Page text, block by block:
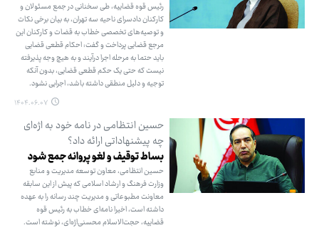
رئیس قوه قضاییه، طی سخنانی در جمع مسئولان و
کارکنان دادسرای ناحیه سه تهران، به بیان برخی نکات
و توصیه‌های تخصصی خطاب به قضات و کارکنان این
مرجع قضایی پرداخت و گفت: احکام قطعی قضایی
باید حتما به مرحله اجرا درآیند و به هیچ وجه پذیرفته
نیست که حتی یک حکم قطعی قضایی، بدون آنکه
توجیه و دلیل منطقی داشته باشد، اجرایی نشود.
۱۴۰۴.۰۶.۰۷
حسین انتظامی در نامه خود به اژه‌ای
چه پیشنهاداتی ارائه داد؟
بساط توقیف و لغو پروانه جمع شود
حسین انتظامی، معاون توسعه مدیریت و منابع
وزارت فرهنگ و ارشاد اسلامی که پیش از این سابقه
معاونت مطبوعاتی و مدیریت چند رسانه را به عهده
داشته است، اخیرا نامه‌ای خطاب به رئیس قوه
قضاییه، حجت‌الاسلام محسنی‌اژه‌ای، نوشته است.